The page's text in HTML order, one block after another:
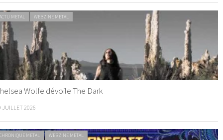
METAL WEBZINE METAL
Wolfe dévoile The Dark
JUILLET 2026
METAL WEBZINE METAL